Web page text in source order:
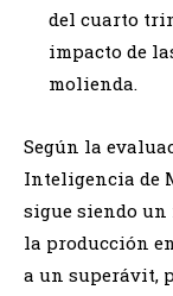
del cuarto
impacto de
molienda.
Según la
Inteligencia de
sigue siendo un
la producción
a un superávit,